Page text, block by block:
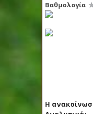
Βαθμολογία
Η